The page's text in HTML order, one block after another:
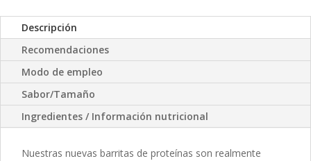
Descripción
Recomendaciones
Modo de empleo
Sabor/Tamaño
Ingredientes / Información nutricional
Nuestras nuevas barritas de proteínas son realmente